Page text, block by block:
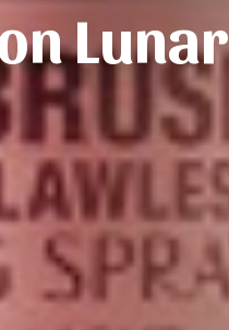
Lunar